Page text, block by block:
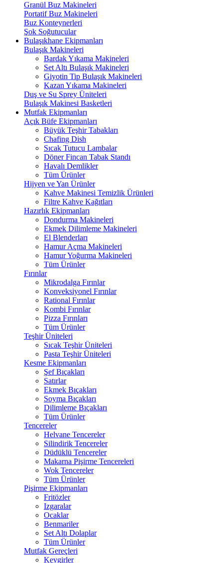
Granül Buz Makineleri
Portatif Buz Makineleri
Buz Konteynerleri
Şok Soğutucular
Bulaşıkhane Ekipmanları
Bulaşık Makineleri
Bardak Yıkama Makineleri
Set Altı Bulaşık Makineleri
Giyotin Tip Bulaşık Makineleri
Kazan Yıkama Makineleri
Duş ve Su Sprey Üniteleri
Bulaşık Makinesi Basketleri
Mutfak Ekipmanları
Açık Büfe Ekipmanları
Büyük Teşhir Tabakları
Chafing Dish
Sıcak Tutucu Lambalar
Döner Fincan Tabak Standı
Havalı Demlikler
Tüm Ürünler
Hijyen ve Yan Ürünler
Kahve Makinesi Temizlik Ürünleri
Filtre Kahve Kağıtları
Hazırlık Ekipmanları
Dondurma Makineleri
Ekmek Dilimleme Makineleri
El Blenderları
Hamur Açma Makineleri
Hamur Yoğurma Makineleri
Tüm Ürünler
Fırınlar
Mikrodalga Fırınlar
Konveksiyonel Fırınlar
Rational Fırınlar
Kombi Fırınlar
Pizza Fırınları
Tüm Ürünler
Teşhir Üniteleri
Sıcak Teşhir Üniteleri
Pasta Teşhir Üniteleri
Kesme Ekipmanları
Şef Bıçakları
Satırlar
Ekmek Bıçakları
Soyma Bıçakları
Dilimleme Bıçakları
Tüm Ürünler
Tencereler
Helvane Tencereler
Silindirik Tencereler
Düdüklü Tencereler
Makarna Pişirme Tencereleri
Wok Tencereler
Tüm Ürünler
Pişirme Ekipmanları
Fritözler
Izgaralar
Ocaklar
Benmariler
Set Altı Dolaplar
Tüm Ürünler
Mutfak Gereçleri
Kevgirler